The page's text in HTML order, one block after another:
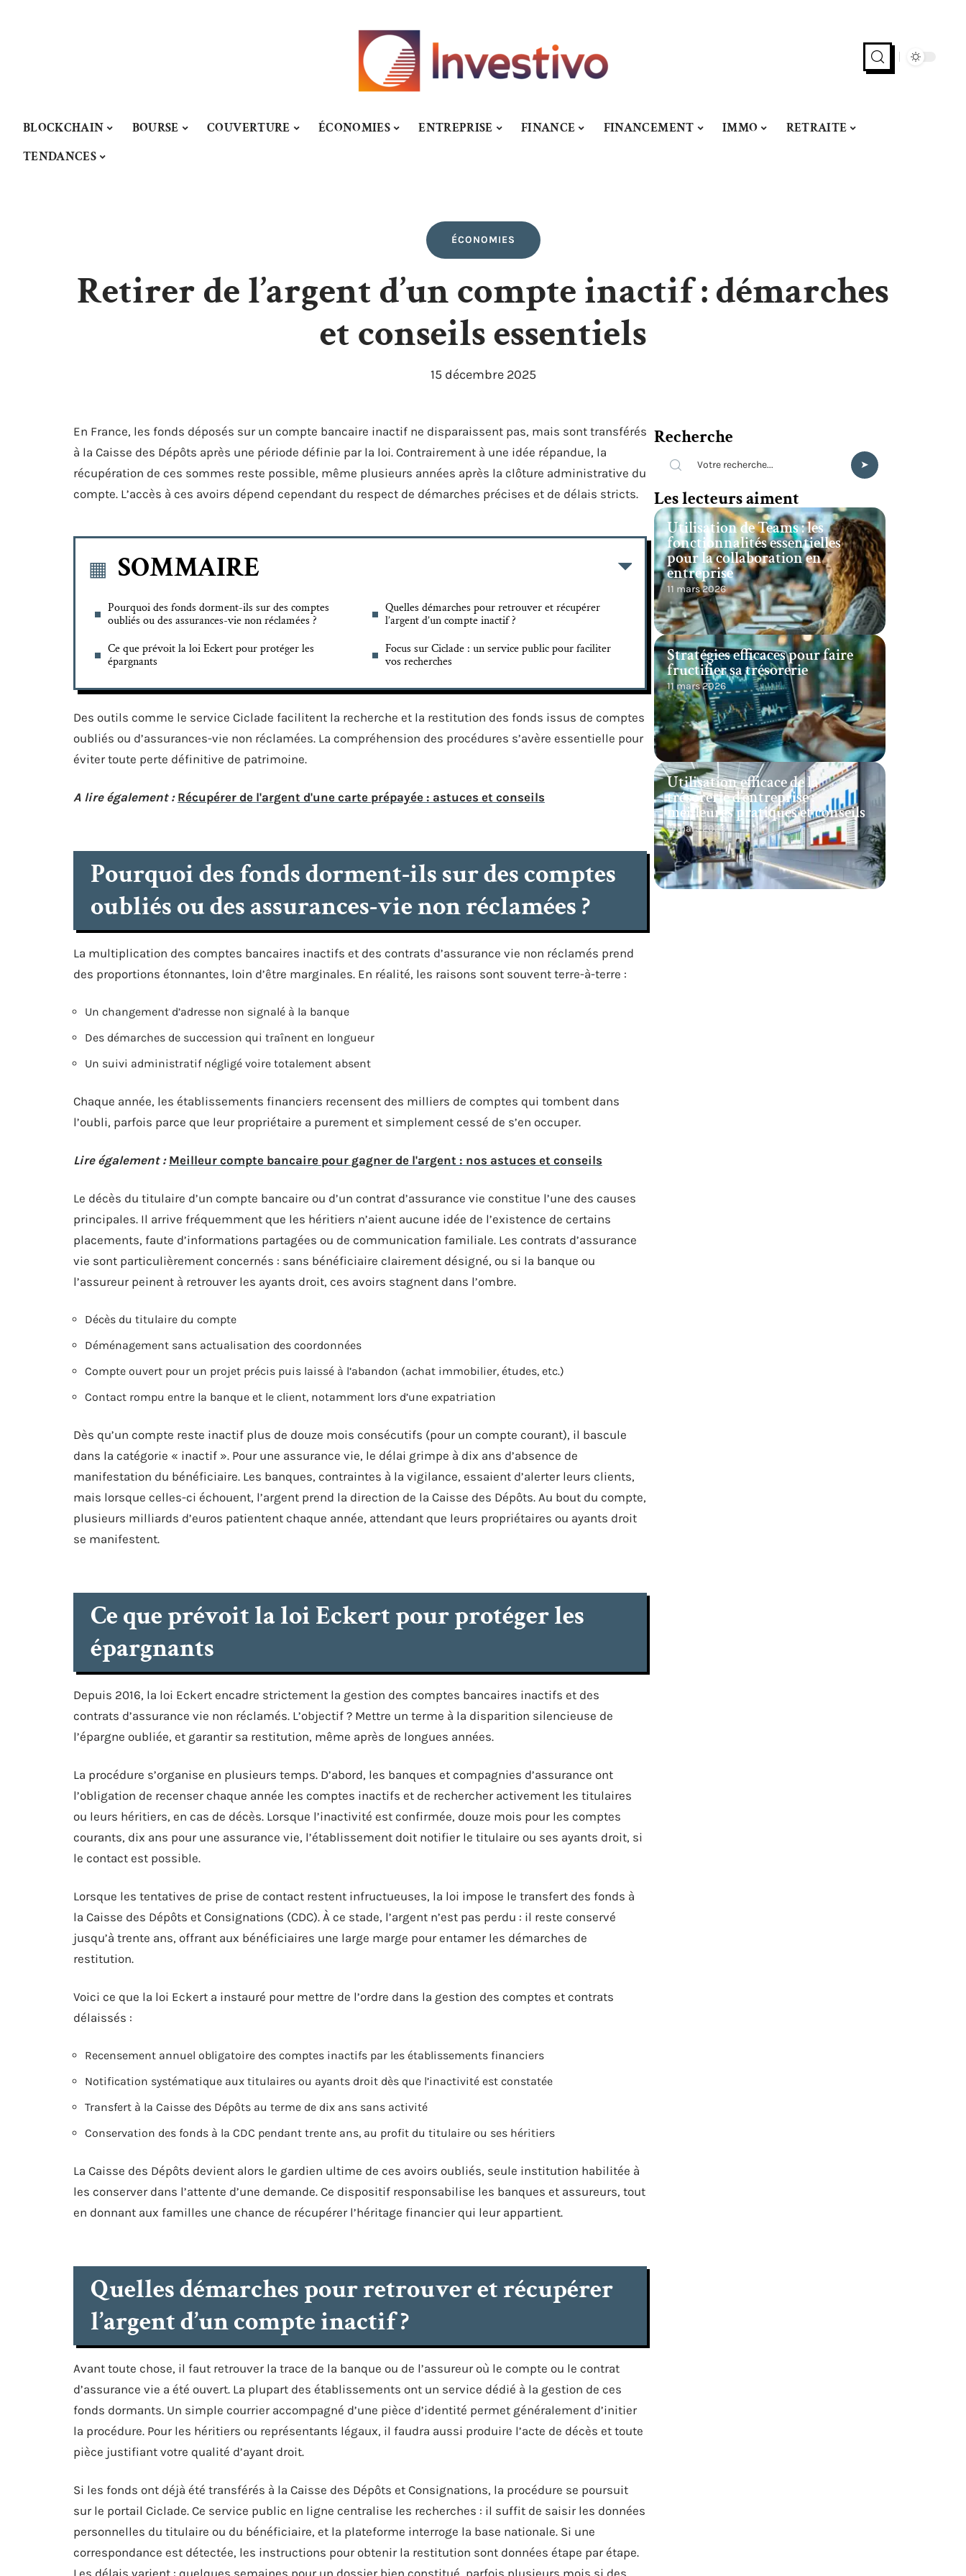
BLOCKCHAIN BOURSE COUVERTURE ÉCONOMIES ENTREPRISE FINANCE FINANCEMENT IMMO
RETRAITE
TENDANCES
ÉCONOMIES
Retirer de l’argent d’un compte inactif : démarches
et conseils essentiels
15 décembre 2025
En France, les fonds déposés sur un compte bancaire inactif ne disparaissent pas, mais sont transférés
à la Caisse des Dépôts après une période définie par la loi. Contrairement à une idée répandue, la
récupération de ces sommes reste possible, même plusieurs années après la clôture administrative du
compte. L’accès à ces avoirs dépend cependant du respect de démarches précises et de délais stricts.
SOMMAIRE
Pourquoi des fonds dorment-ils sur des comptes
oubliés ou des assurances-vie non réclamées ?
Ce que prévoit la loi Eckert pour protéger les
épargnants
Quelles démarches pour retrouver et récupérer
l’argent d’un compte inactif ?
Focus sur Ciclade : un service public pour faciliter
vos recherches
Des outils comme le service Ciclade facilitent la recherche et la restitution des fonds issus de comptes
oubliés ou d’assurances-vie non réclamées. La compréhension des procédures s’avère essentielle pour
éviter toute perte définitive de patrimoine.
A lire également : Récupérer de l'argent d'une carte prépayée : astuces et conseils
Pourquoi des fonds dorment-ils sur des comptes
oubliés ou des assurances-vie non réclamées ?
La multiplication des comptes bancaires inactifs et des contrats d’assurance vie non réclamés prend
des proportions étonnantes, loin d’être marginales. En réalité, les raisons sont souvent terre-à-terre :
Un changement d’adresse non signalé à la banque
Des démarches de succession qui traînent en longueur
Un suivi administratif négligé voire totalement absent
Chaque année, les établissements financiers recensent des milliers de comptes qui tombent dans
l’oubli, parfois parce que leur propriétaire a purement et simplement cessé de s’en occuper.
Lire également : Meilleur compte bancaire pour gagner de l'argent : nos astuces et conseils
Le décès du titulaire d’un compte bancaire ou d’un contrat d’assurance vie constitue l’une des causes
principales. Il arrive fréquemment que les héritiers n’aient aucune idée de l’existence de certains
placements, faute d’informations partagées ou de communication familiale. Les contrats d’assurance
vie sont particulièrement concernés : sans bénéficiaire clairement désigné, ou si la banque ou
l’assureur peinent à retrouver les ayants droit, ces avoirs stagnent dans l’ombre.
Décès du titulaire du compte
Déménagement sans actualisation des coordonnées
Compte ouvert pour un projet précis puis laissé à l’abandon (achat immobilier, études, etc.)
Contact rompu entre la banque et le client, notamment lors d’une expatriation
Dès qu’un compte reste inactif plus de douze mois consécutifs (pour un compte courant), il bascule
dans la catégorie « inactif ». Pour une assurance vie, le délai grimpe à dix ans d’absence de
manifestation du bénéficiaire. Les banques, contraintes à la vigilance, essaient d’alerter leurs clients,
mais lorsque celles-ci échouent, l’argent prend la direction de la Caisse des Dépôts. Au bout du compte,
plusieurs milliards d’euros patientent chaque année, attendant que leurs propriétaires ou ayants droit
se manifestent.
Ce que prévoit la loi Eckert pour protéger les
épargnants
Depuis 2016, la loi Eckert encadre strictement la gestion des comptes bancaires inactifs et des
contrats d’assurance vie non réclamés. L’objectif ? Mettre un terme à la disparition silencieuse de
l’épargne oubliée, et garantir sa restitution, même après de longues années.
La procédure s’organise en plusieurs temps. D’abord, les banques et compagnies d’assurance ont
l’obligation de recenser chaque année les comptes inactifs et de rechercher activement les titulaires
ou leurs héritiers, en cas de décès. Lorsque l’inactivité est confirmée, douze mois pour les comptes
courants, dix ans pour une assurance vie, l’établissement doit notifier le titulaire ou ses ayants droit, si
le contact est possible.
Lorsque les tentatives de prise de contact restent infructueuses, la loi impose le transfert des fonds à
la Caisse des Dépôts et Consignations (CDC). À ce stade, l’argent n’est pas perdu : il reste conservé
jusqu’à trente ans, offrant aux bénéficiaires une large marge pour entamer les démarches de
restitution.
Voici ce que la loi Eckert a instauré pour mettre de l’ordre dans la gestion des comptes et contrats
délaissés :
Recensement annuel obligatoire des comptes inactifs par les établissements financiers
Notification systématique aux titulaires ou ayants droit dès que l’inactivité est constatée
Transfert à la Caisse des Dépôts au terme de dix ans sans activité
Conservation des fonds à la CDC pendant trente ans, au profit du titulaire ou ses héritiers
La Caisse des Dépôts devient alors le gardien ultime de ces avoirs oubliés, seule institution habilitée à
les conserver dans l’attente d’une demande. Ce dispositif responsabilise les banques et assureurs, tout
en donnant aux familles une chance de récupérer l’héritage financier qui leur appartient.
Quelles démarches pour retrouver et récupérer
l’argent d’un compte inactif ?
Avant toute chose, il faut retrouver la trace de la banque ou de l’assureur où le compte ou le contrat
d’assurance vie a été ouvert. La plupart des établissements ont un service dédié à la gestion de ces
fonds dormants. Un simple courrier accompagné d’une pièce d’identité permet généralement d’initier
la procédure. Pour les héritiers ou représentants légaux, il faudra aussi produire l’acte de décès et toute
pièce justifiant votre qualité d’ayant droit.
Si les fonds ont déjà été transférés à la Caisse des Dépôts et Consignations, la procédure se poursuit
sur le portail Ciclade. Ce service public en ligne centralise les recherches : il suffit de saisir les données
personnelles du titulaire ou du bénéficiaire, et la plateforme interroge la base nationale. Si une
correspondance est détectée, les instructions pour obtenir la restitution sont données étape par étape.
Les délais varient : quelques semaines pour un dossier bien constitué, parfois plusieurs mois si des
Recherche
Les lecteurs aiment
Utilisation de Teams : les
fonctionnalités essentielles
pour la collaboration en
entreprise
11 mars 2026
Stratégies efficaces pour faire
fructifier sa trésorerie
11 mars 2026
Utilisation efficace de la
trésorerie d’entreprise :
meilleures pratiques et conseils
11 mars 2026